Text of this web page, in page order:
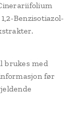
Benzisotiazol-
brukes med
før